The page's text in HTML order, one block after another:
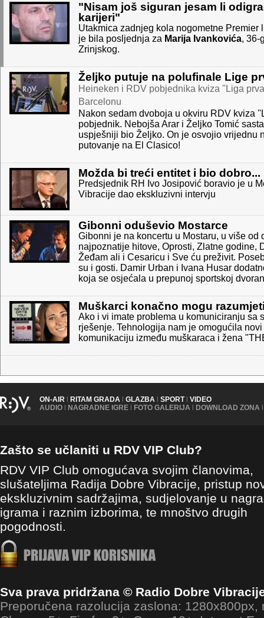
"Nisam još siguran jesam li
karijeri"
Utakmica zadnjeg kola nogometne
je bila posljednja za Marija Ivankovića, 36-
Zrinjskog.
Željko putuje na polufinale Lige
Heineken i RDV pobjednika kviza ''Liga
Barcelonu
Nakon sedam dvoboja u okviru RDV kviza
pobjednik. Nebojša Arar i Željko Tomić
uspješniji bio Željko. On je osvojio vrijednu
putovanje na El Clasico!
Možda bi treći entitet i bio dobro...
Predsjednik RH Ivo Josipović boravio je u
Vibracije dao ekskluzivni intervju
Gibonni oduševio Mostarce
Gibonni je na koncertu u Mostaru, u više od
najpoznatije hitove, Oprosti, Zlatne godine,
Žeđam ali i Cesaricu i Sve ću preživit.
su i gosti. Damir Urban i Ivana Husar
koja se osjećala u prepunoj sportskoj
Muškarci konačno mogu
Ako i vi imate problema u komuniciranju sa
rješenje. Tehnologija nam je omogućila
komunikaciju između muškaraca i žena
ON-AIR | RITAM GRADA | GLAZBA | SPORT | VIDEO
AUDIO | NAGRADNE IGRE | FOTO GALERIJA | DOWNLOAD ZONA |
Zašto se učlaniti u RDV VIP Club?
RDV VIP Club omogućava svojim članovima,
slušateljima Radija Dobre Vibracije, pristup
ekskluzivnim sadržajima, sudjelovanje u
igrama i raznim izborima, te mnoštvo drugih
pogodnosti.
Sva prava pridržana © Radio Dobre
Preporučena razolucija zaslona: 1280x800px,